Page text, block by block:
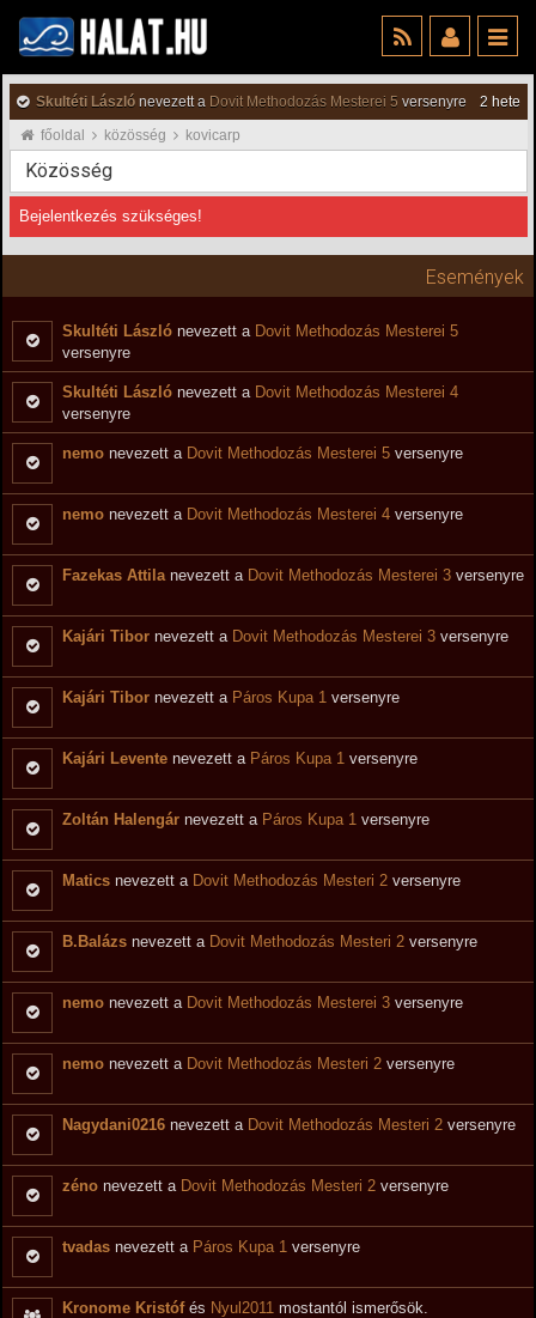
Skultéti László nevezett a Dovit Methodozás Mesterei 5 versenyre
2 hete
főoldal
közösség kovicarp
Közösség
Bejelentkezés szükséges!
Események
Skultéti László nevezett a Dovit Methodozás Mesterei 5
versenyre
Skultéti László nevezett a Dovit Methodozás Mesterei 4
versenyre
nemo nevezett a Dovit Methodozás Mesterei 5 versenyre
nemo nevezett a Dovit Methodozás Mesterei 4 versenyre
Fazekas Attilanevezett a Dovit Methodozás Mesterei 3 versenyre
Kajári Tibor nevezett a Dovit Methodozás Mesterei 3 versenyre
Kajári Tibor nevezett a Páros Kupa 1 versenyre
Kajári Levente nevezett a Páros Kupa 1 versenyre
Zoltán Halengár nevezett a Páros Kupa 1 versenyre
Matics nevezett a Dovit Methodozás Mesteri 2 versenyre
B.Balázs nevezett a Dovit Methodozás Mesteri 2 versenyre
nemo nevezett a Dovit Methodozás Mesterei 3 versenyre
nemo nevezett a Dovit Methodozás Mesteri 2 versenyre
Nagydani0216 nevezett a Dovit Methodozás Mesteri 2 versenyre
zéno nevezett a Dovit Methodozás Mesteri 2 versenyre
tvadas nevezett a Páros Kupa 1 versenyre
Kronome Kristófés Nyul2011 mostantól ismerősök.